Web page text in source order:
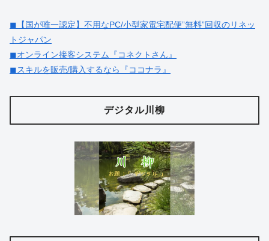
◼︎【国が唯一認定】不用なPC/小型家電宅配便”無料”回収のリネッ
トジャパン
◼︎オンライン接客システム『コネクトさん』
◼︎スキルを販売/購入するなら『ココナラ』
デジタル川柳